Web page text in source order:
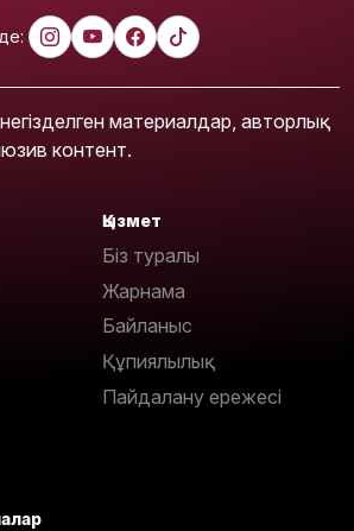
материалдар, авторлық
контент.
Қызмет
Біз туралы
Жарнама
Байланыс
Құпиялылық
Пайдалану ережесі